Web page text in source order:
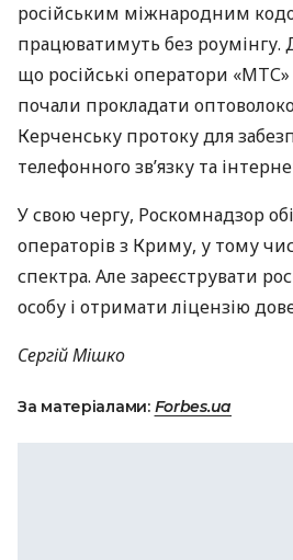
російським міжнародним
працюватимуть без роумінгу.
що російські оператори «МТС»
почали прокладати
Керченську протоку для
телефонного зв’язку та
У свою чергу, Роскомнадзор
операторів з Криму, у тому
спектра. Але зареєструвати
особу і отримати ліцензію
Сергій Мішко
За матеріалами: Forbes.ua